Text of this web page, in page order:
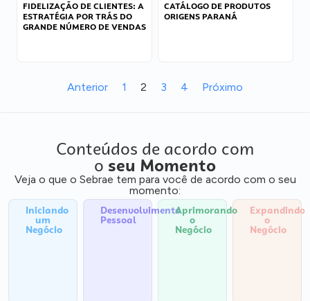
FIDELIZAÇÃO DE CLIENTES: A
ESTRATÉGIA POR TRÁS DO
GRANDE NÚMERO DE VENDAS
CATÁLOGO DE PRODUTOS
ORIGENS PARANÁ
Anterior 1 2 3 4 Próximo
Conteúdos de acordo com
o seu Momento
Veja o que o Sebrae tem para você de acordo com o seu
momento:
Iniciando
um
Negócio
Desenvolvimento
Pessoal
Aprimorando
o
Negócio
Expandindo
o
Negócio